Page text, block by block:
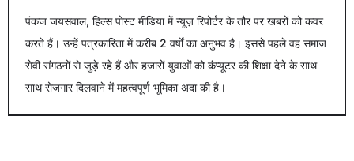
पंकज जयसवाल, हिल्स पोस्ट मीडिया में न्यूज़ रिपोर्टर के तौर पर खबरों को कवर
करते हैं। उन्हें पत्रकारिता में करीब 2 वर्षों का अनुभव है। इससे पहले वह समाज
सेवी संगठनों से जुड़े रहे हैं और हजारों युवाओं को कंप्यूटर की शिक्षा देने के साथ
साथ रोजगार दिलवाने में महत्वपूर्ण भूमिका अदा की है।